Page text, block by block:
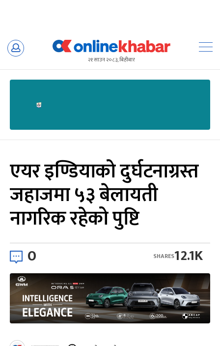
Skip
२१ साउन २०८३, बिहीबार
एयर इण्डियाको दुर्घटनाग्रस्त
जहाजमा ५३ बेलायती
नागरिक रहेको पुष्टि
0 12.1K
SHARES